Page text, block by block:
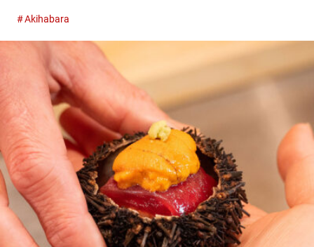
도는 개인 상점들이 늘어선 가운데 일본주 애호가들 사이에서 평
KAMOSU）』입니다. 『니혼슈 바루 카모스（Sake Bar
KAMOSU）』의 내부 불꽃놀이 대회로도 유명한 스미다강을 사이
에 두고 아사쿠사의 바로 옆에 위치한 아사쿠사바시는, 가죽 소품
이나 액세서리, 장난감, 공예 용품 등, 전문점과 도매상이 늘어선 제
조의 거리입니다. 번화한 관광지와는 다른, 옛날 그대로의 도쿄 시
타마치의 정취가 지금도 짙게 남아 있습니다. 그런 아사쿠사바시
역의 서쪽 출구를 나와 바로 있는 곳이 『니혼슈 바루 카모스
（Sake Bar KAMOSU）』. 계절감을 반영한 일본주와 창작 요리를
가볍게 즐길 수 있는 한 곳입니다. 벽을 가득 메운 일본주의 라벨
정석이자 철판！ 먼저 주문하고 싶은 추천 메뉴 『니혼슈 바루 카
모스（Sake...
Akihabara